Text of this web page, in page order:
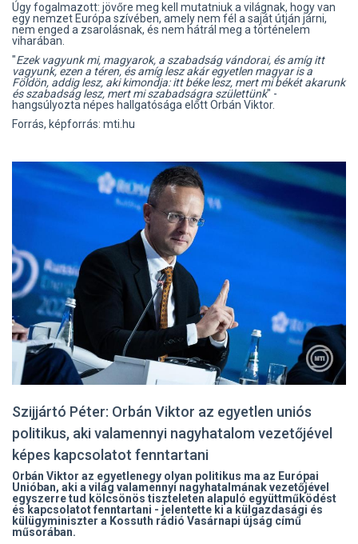
Úgy fogalmazott: jövőre meg kell mutatniuk a világnak, hogy van
egy nemzet Európa szívében, amely nem fél a saját útján járni,
nem enged a zsarolásnak, és nem hátrál meg a történelem
viharában.
"Ezek vagyunk mi, magyarok, a szabadság vándorai, és amíg itt
vagyunk, ezen a téren, és amíg lesz akár egyetlen magyar is a
Földön, addig lesz, aki kimondja: itt béke lesz, mert mi békét akarunk
és szabadság lesz, mert mi szabadságra születtünk" -
hangsúlyozta népes hallgatósága előtt Orbán Viktor.
Forrás, képforrás: mti.hu
Szijjártó Péter: Orbán Viktor az egyetlen uniós
politikus, aki valamennyi nagyhatalom vezetőjével
képes kapcsolatot fenntartani
Orbán Viktor az egyetlenegy olyan politikus ma az Európai
Unióban, aki a világ valamennyi nagyhatalmának vezetőjével
egyszerre tud kölcsönös tiszteleten alapuló együttműködést
és kapcsolatot fenntartani - jelentette ki a külgazdasági és
külügyminiszter a Kossuth rádió Vasárnapi újság című
műsorában.